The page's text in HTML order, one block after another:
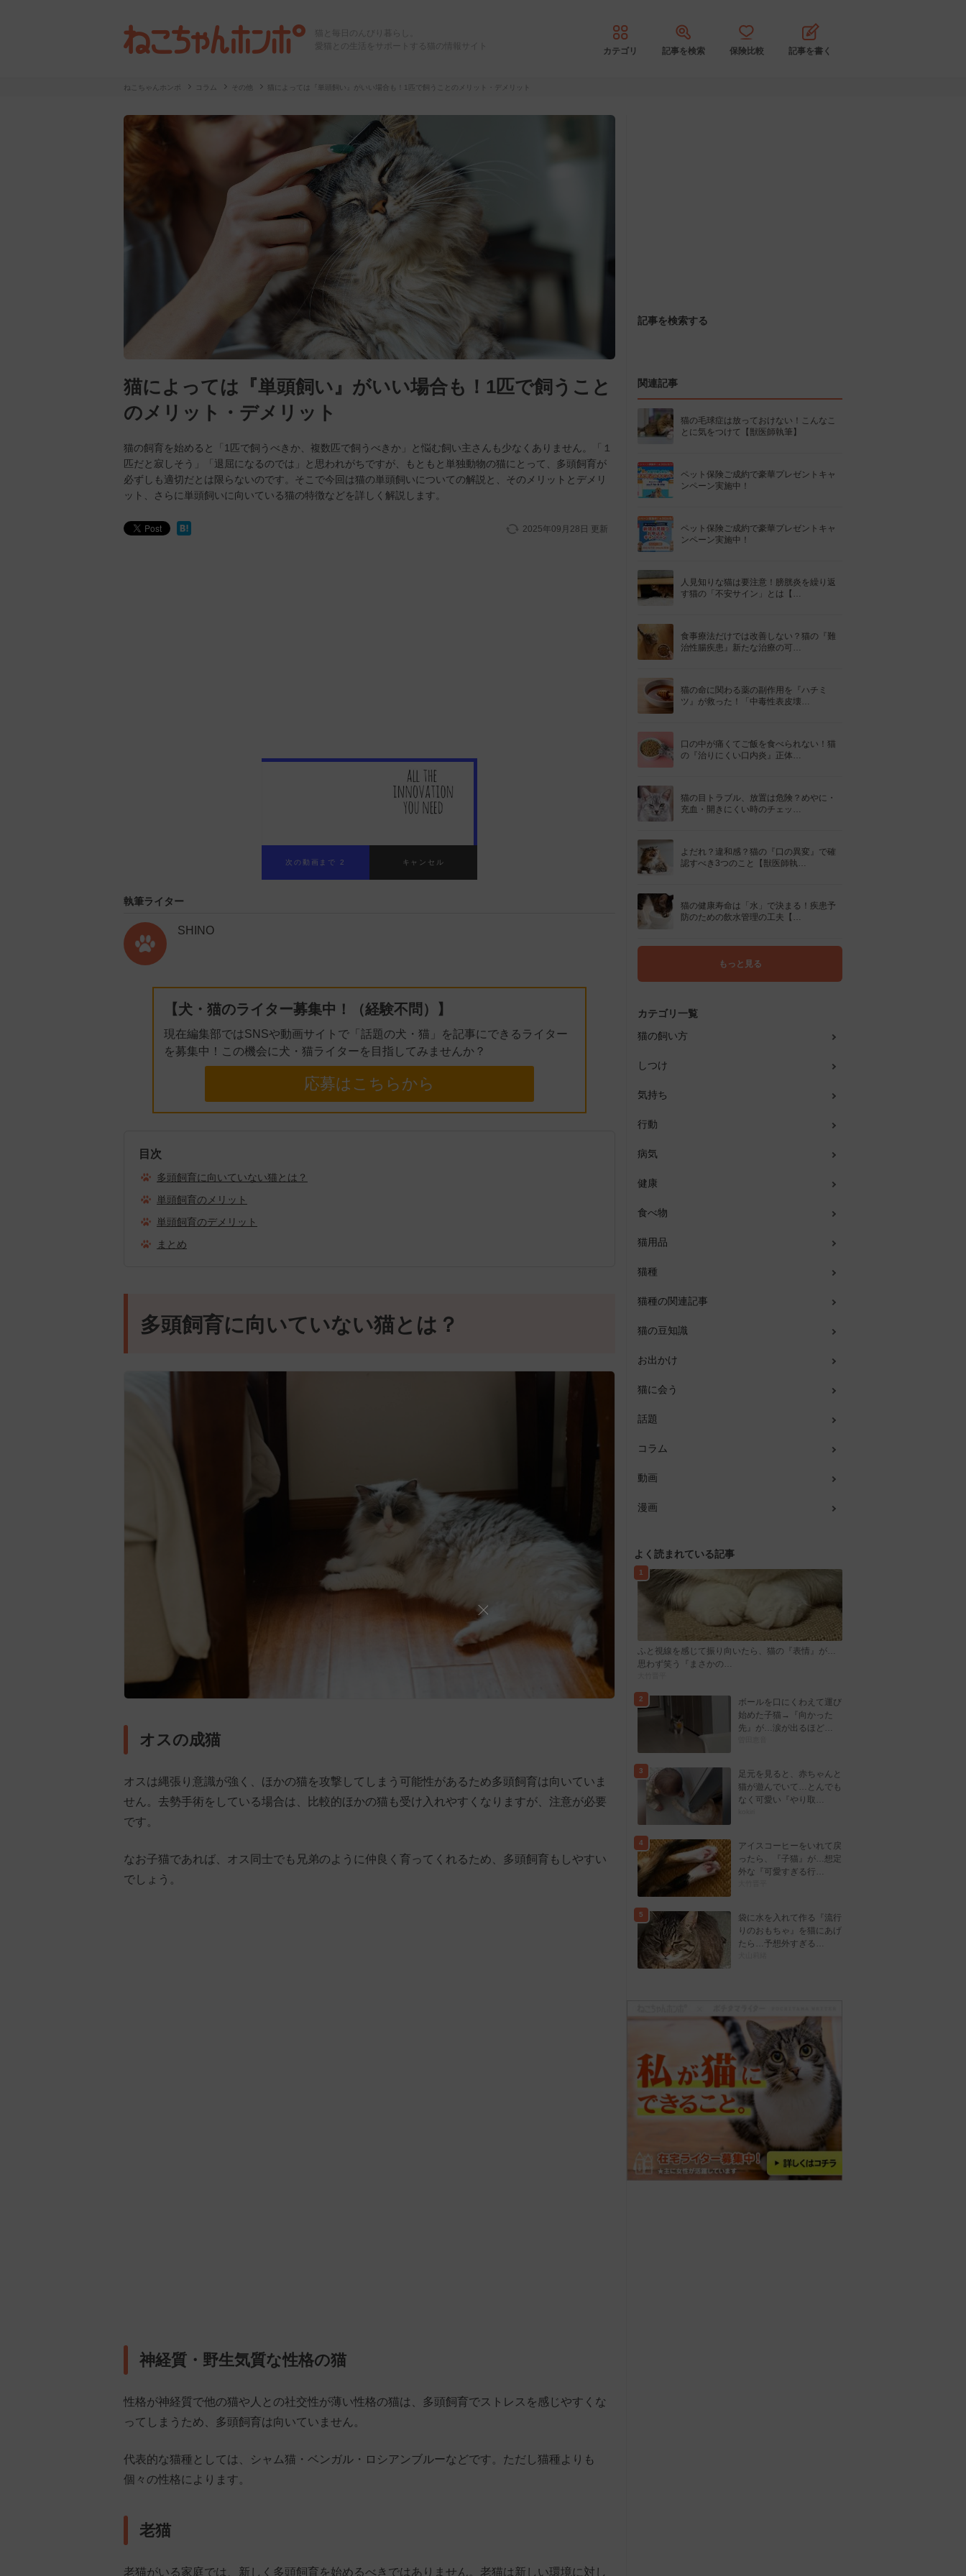
猫と毎日のんびり暮らし。
愛猫との生活をサポートする猫の情報サイト
カテゴリ 記事を検索 保険比較 記事を書く
ねこちゃんホンポ コラム その他 猫によっては『単頭飼い』がいい場合も！1匹で飼うことのメリット・デメリット
猫によっては『単頭飼い』がいい場合も！1匹で飼うこと
のメリット・デメリット
猫の飼育を始めると「1匹で飼うべきか、複数匹で飼うべきか」と悩む飼い主さんも少なくありません。「１
匹だと寂しそう」「退屈になるのでは」と思われがちですが、もともと単独動物の猫にとって、多頭飼育が
必ずしも適切だとは限らないのです。そこで今回は猫の単頭飼いについての解説と、そのメリットとデメリ
ット、さらに単頭飼いに向いている猫の特徴などを詳しく解説します。
2025年09月28日 更新
執筆ライター
SHINO
【犬・猫のライター募集中！（経験不問）】
現在編集部ではSNSや動画サイトで「話題の犬・猫」を記事にできるライター
を募集中！この機会に犬・猫ライターを目指してみませんか？
応募はこちらから
目次
多頭飼育に向いていない猫とは？
単頭飼育のメリット
単頭飼育のデメリット
まとめ
多頭飼育に向いていない猫とは？
オスの成猫
オスは縄張り意識が強く、ほかの猫を攻撃してしまう可能性があるため多頭飼育は向いていま
せん。去勢手術をしている場合は、比較的ほかの猫も受け入れやすくなりますが、注意が必要
です。
なお子猫であれば、オス同士でも兄弟のように仲良く育ってくれるため、多頭飼育もしやすい
でしょう。
神経質・野生気質な性格の猫
性格が神経質で他の猫や人との社交性が薄い性格の猫は、多頭飼育でストレスを感じやすくな
ってしまうため、多頭飼育は向いていません。
代表的な猫種としては、シャム猫・ベンガル・ロシアンブルーなどです。ただし猫種よりも
個々の性格によります。
老猫
老猫がいる家庭では、新しく多頭飼育を始めるべきではありません。老猫は新しい環境に対し
記事を検索する
関連記事
猫の毛球症は放っておけない！こんなこ
とに気をつけて【獣医師執筆】
ペット保険ご成約で豪華プレゼントキャ
ンペーン実施中！
ペット保険ご成約で豪華プレゼントキャ
ンペーン実施中！
人見知りな猫は要注意！膀胱炎を繰り返
す猫の「不安サイン」とは【…
食事療法だけでは改善しない？猫の『難
治性腸疾患』新たな治療の可…
猫の命に関わる薬の副作用を『ハチミ
ツ』が救った！「中毒性表皮壊…
口の中が痛くてご飯を食べられない！猫
の『治りにくい口内炎』正体…
猫の目トラブル、放置は危険？めやに・
充血・開きにくい時のチェッ…
よだれ？違和感？猫の『口の異変』で確
認すべき3つのこと【獣医師執…
猫の健康寿命は「水」で決まる！疾患予
防のための飲水管理の工夫【…
もっと見る
カテゴリ一覧
猫の飼い方
しつけ
気持ち
行動
病気
健康
食べ物
猫用品
猫種
猫種の関連記事
猫の豆知識
お出かけ
猫に会う
話題
コラム
動画
漫画
よく読まれている記事
1
ふと視線を感じて振り向いたら、猫の『表情』が…
思わず笑う『まさかの…
2
ボールを口にくわえて運び
始めた子猫→『向かった
先』が…涙が出るほど…
3
足元を見ると、赤ちゃんと
猫が遊んでいて…とんでも
なく可愛い『やり取…
4
アイスコーヒーをいれて戻
ったら、『子猫』が…想定
外な『可愛すぎる行…
5
袋に水を入れて作る『流行
りのおもちゃ』を猫にあげ
たら…予想外すぎる…